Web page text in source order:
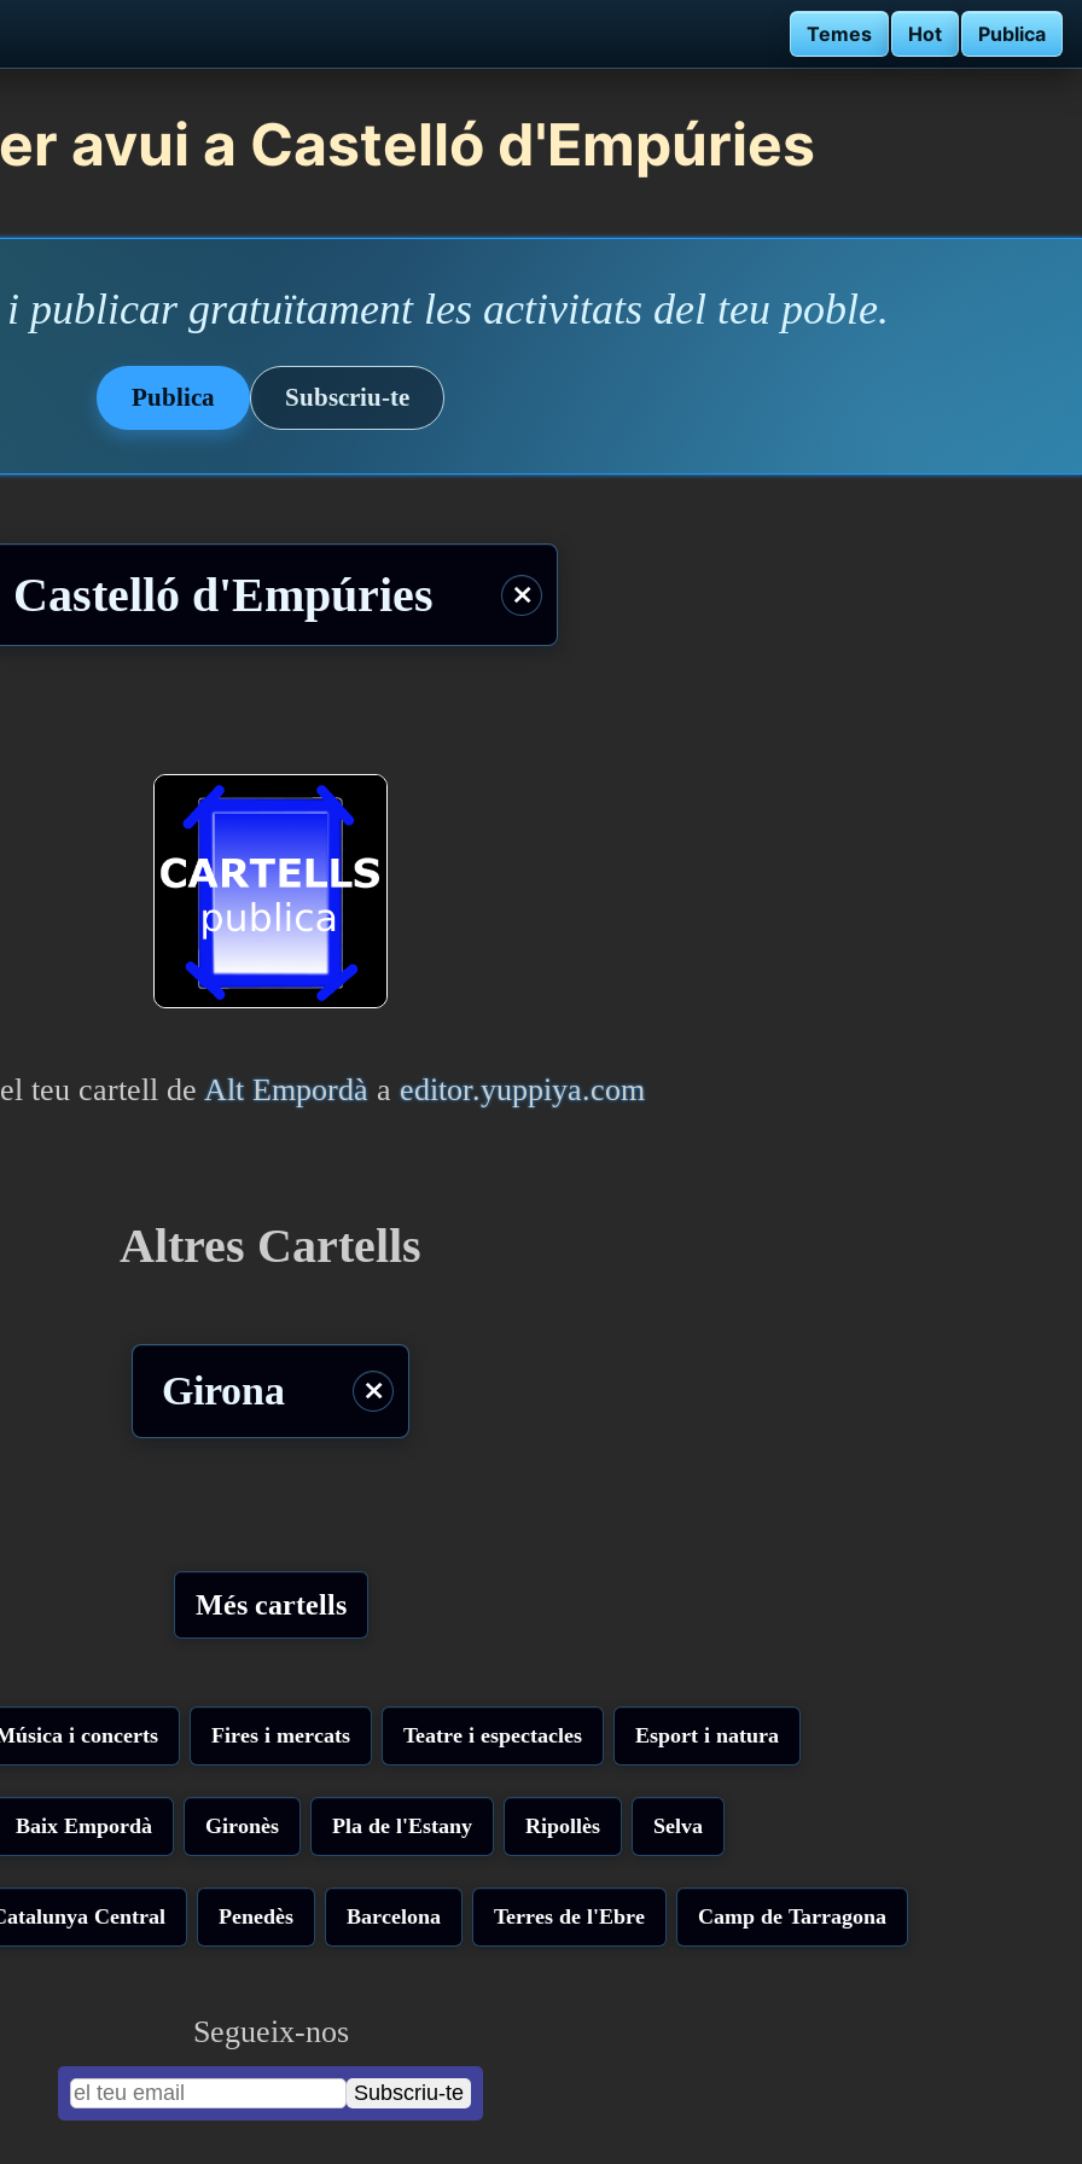
Temes Hot Publica
avui a Castelló d'Empúries
publicar gratuïtament les activitats del teu poble.
Publica Subscriu-te
Castelló d'Empúries ⨯
teu cartell de Alt Empordàaeditor.yuppiya.com
Altres Cartells
Girona ⨯
Més cartells
i concerts Fires i mercats Teatre i espectacles Esport i natura
Baix Empordà Gironès Pla de l'Estany Ripollès Selva
Central Penedès Barcelona Terres de l'Ebre Camp de Tarragona
Segueix-nos
Subscriu-te